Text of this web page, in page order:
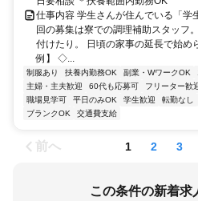
仕事内容 学生さんが住んでいる「学
回の募集は寮での調理補助スタッフ
付けたり。 日頃の家事の延長で始め
例】 ◇...
制服あり 扶養内勤務OK 副業・WワークOK
主婦・主夫歓迎
60代も応募可 フリーター歓
職場見学可
平日のみOK 学生歓迎 転勤なし
ブランクOK
交通費支給
前へ 1 2 3
この条件の新着求